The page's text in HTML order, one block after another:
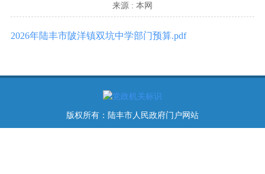
来源 : 本网
2026年陆丰市陂洋镇双坑中学部门预算.pdf
版权所有：陆丰市人民政府门户网站